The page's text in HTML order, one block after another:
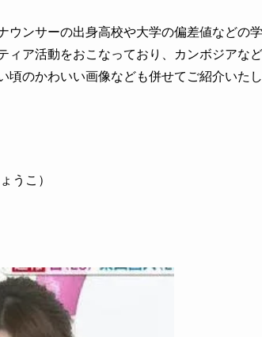
ウンサーの出身高校や大学の偏差値などの
ィア活動をおこなっており、カンボジアな
頃のかわいい画像なども併せてご紹介いた
うこ）